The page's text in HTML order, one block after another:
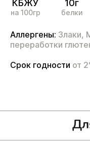
КБЖУ
на 100гр
10г
белки
Аллергены: Злаки,
переработки
Срок годности от